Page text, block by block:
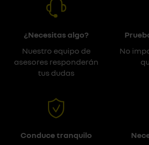
¿Necesitas algo?
Nuestro equipo de
asesores responderán
tus dudas
No
Conduce tranquilo